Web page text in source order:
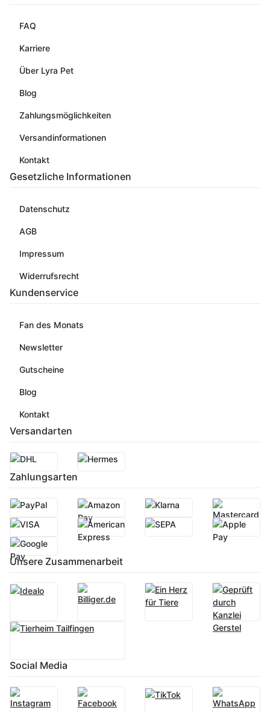
FAQ
Karriere
Über Lyra Pet
Blog
Zahlungsmöglichkeiten
Versandinformationen
Kontakt
Gesetzliche Informationen
Datenschutz
AGB
Impressum
Widerrufsrecht
Kundenservice
Fan des Monats
Newsletter
Gutscheine
Blog
Kontakt
Versandarten
Zahlungsarten
Unsere Zusammenarbeit
Social Media